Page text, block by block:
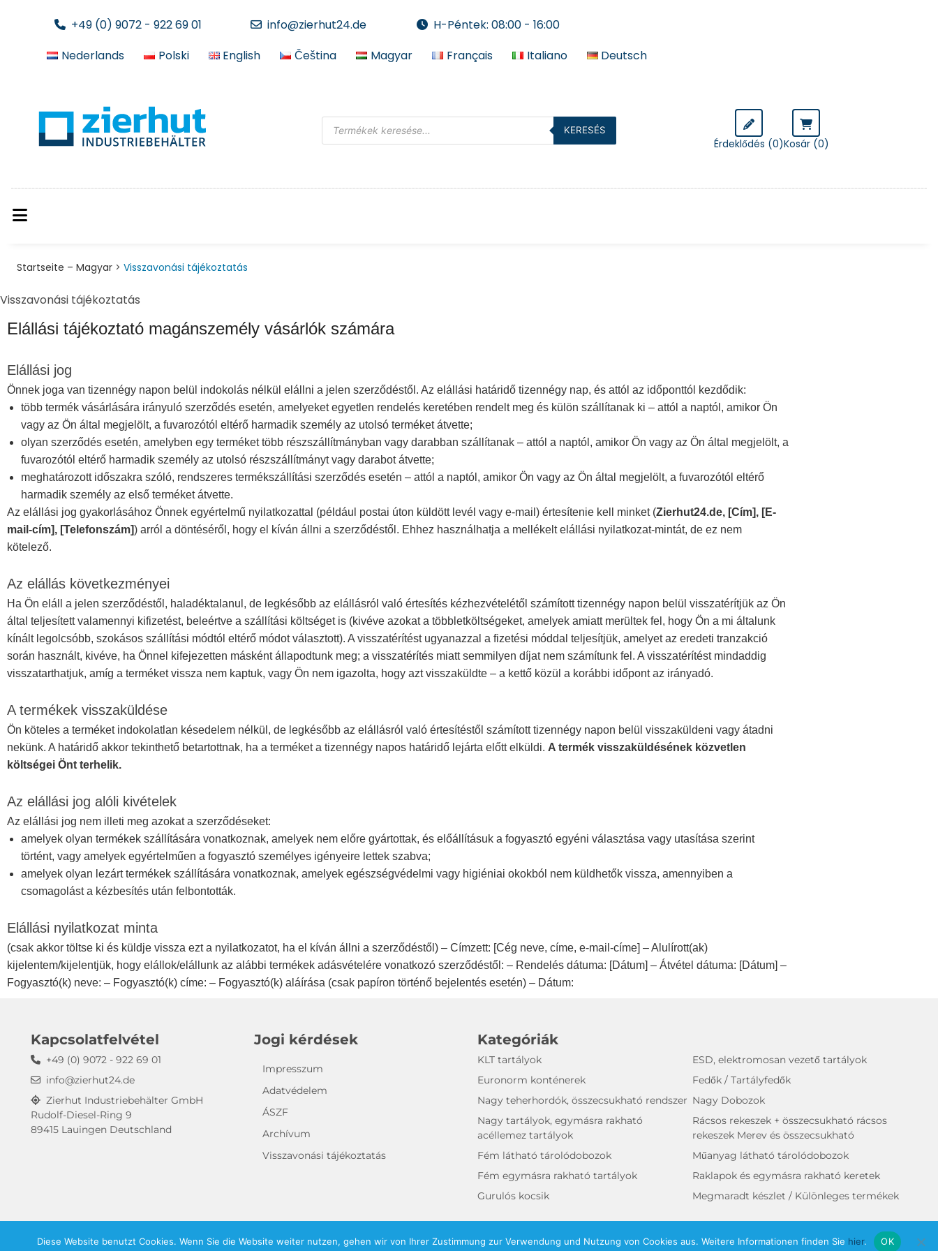
+49 (0) 9072 - 922 69 01 info@zierhut24.de
H-Péntek: 08:00 - 16:00
Nederlands
Polski English Čeština Magyar Français Italiano Deutsch
KERESÉS
Érdeklődés (0)Kosár (0)
Startseite – Magyar > Visszavonási tájékoztatás
Visszavonási tájékoztatás
Elállási tájékoztató magánszemély vásárlók számára
Elállási jog
Önnek joga van tizennégy napon belül indokolás nélkül elállni a jelen szerződéstől. Az elállási határidő tizennégy nap, és attól az időponttól kezdődik:
több termék vásárlására irányuló szerződés esetén, amelyeket egyetlen rendelés keretében rendelt meg és külön szállítanak ki – attól a naptól, amikor Ön
vagy az Ön által megjelölt, a fuvarozótól eltérő harmadik személy az utolsó terméket átvette;
olyan szerződés esetén, amelyben egy terméket több részszállítmányban vagy darabban szállítanak – attól a naptól, amikor Ön vagy az Ön által megjelölt, a
fuvarozótól eltérő harmadik személy az utolsó részszállítmányt vagy darabot átvette;
meghatározott időszakra szóló, rendszeres termékszállítási szerződés esetén – attól a naptól, amikor Ön vagy az Ön által megjelölt, a fuvarozótól eltérő
harmadik személy az első terméket átvette.
Az elállási jog gyakorlásához Önnek egyértelmű nyilatkozattal (például postai úton küldött levél vagy e-mail) értesítenie kell minket (Zierhut24.de, [Cím], [E-
mail-cím], [Telefonszám]) arról a döntéséről, hogy el kíván állni a szerződéstől. Ehhez használhatja a mellékelt elállási nyilatkozat-mintát, de ez nem
kötelező.
Az elállás következményei
Ha Ön eláll a jelen szerződéstől, haladéktalanul, de legkésőbb az elállásról való értesítés kézhezvételétől számított tizennégy napon belül visszatérítjük az Ön
által teljesített valamennyi kifizetést, beleértve a szállítási költséget is (kivéve azokat a többletköltségeket, amelyek amiatt merültek fel, hogy Ön a mi általunk
kínált legolcsóbb, szokásos szállítási módtól eltérő módot választott). A visszatérítést ugyanazzal a fizetési móddal teljesítjük, amelyet az eredeti tranzakció
során használt, kivéve, ha Önnel kifejezetten másként állapodtunk meg; a visszatérítés miatt semmilyen díjat nem számítunk fel. A visszatérítést mindaddig
visszatarthatjuk, amíg a terméket vissza nem kaptuk, vagy Ön nem igazolta, hogy azt visszaküldte – a kettő közül a korábbi időpont az irányadó.
A termékek visszaküldése
Ön köteles a terméket indokolatlan késedelem nélkül, de legkésőbb az elállásról való értesítéstől számított tizennégy napon belül visszaküldeni vagy átadni
nekünk. A határidő akkor tekinthető betartottnak, ha a terméket a tizennégy napos határidő lejárta előtt elküldi. A termék visszaküldésének közvetlen
költségei Önt terhelik.
Az elállási jog alóli kivételek
Az elállási jog nem illeti meg azokat a szerződéseket:
amelyek olyan termékek szállítására vonatkoznak, amelyek nem előre gyártottak, és előállításuk a fogyasztó egyéni választása vagy utasítása szerint
történt, vagy amelyek egyértelműen a fogyasztó személyes igényeire lettek szabva;
amelyek olyan lezárt termékek szállítására vonatkoznak, amelyek egészségvédelmi vagy higiéniai okokból nem küldhetők vissza, amennyiben a
csomagolást a kézbesítés után felbontották.
Elállási nyilatkozat minta
(csak akkor töltse ki és küldje vissza ezt a nyilatkozatot, ha el kíván állni a szerződéstől) – Címzett: [Cég neve, címe, e-mail-címe] – Alulírott(ak)
kijelentem/kijelentjük, hogy elállok/elállunk az alábbi termékek adásvételére vonatkozó szerződéstől: – Rendelés dátuma: [Dátum] – Átvétel dátuma: [Dátum] –
Fogyasztó(k) neve: – Fogyasztó(k) címe: – Fogyasztó(k) aláírása (csak papíron történő bejelentés esetén) – Dátum:
Kapcsolatfelvétel
+49 (0) 9072 - 922 69 01
info@zierhut24.de
Zierhut Industriebehälter GmbH
Rudolf-Diesel-Ring 9
89415 Lauingen Deutschland
Jogi kérdések
Impresszum
Adatvédelem
ÁSZF
Archívum
Visszavonási tájékoztatás
Kategóriák
KLT tartályok
ESD, elektromosan vezető tartályok
Euronorm konténerek
Fedők / Tartályfedők
Nagy teherhordók, összecsukható rendszer Nagy Dobozok
Nagy tartályok, egymásra rakható
acéllemez tartályok
Rácsos rekeszek + összecsukható rácsos
rekeszek Merev és összecsukható
Fém látható tárolódobozok
Műanyag látható tárolódobozok
Fém egymásra rakható tartályok
Raklapok és egymásra rakható keretek
Gurulós kocsik
Megmaradt készlet / Különleges termékek
Diese Website benutzt Cookies. Wenn Sie die Website weiter nutzen, gehen wir von Ihrer Zustimmung zur Verwendung und Nutzung von Cookies aus. Weitere Informationen finden Sie hier. OK